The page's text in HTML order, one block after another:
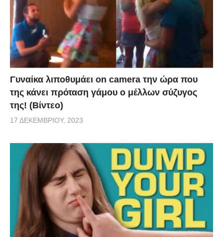
Γυναίκα λιποθυμάει on camera την ώρα που
της κάνει πρόταση γάμου ο μέλλων σύζυγος
της! (Βίντεο)
17 ΔΕΚΕΜΒΡΊΟΥ, 2023